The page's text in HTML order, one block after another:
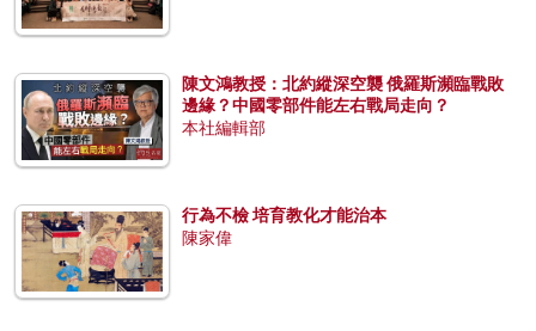
陳文鴻教授：北約縱深空襲 俄羅斯瀕臨戰敗
邊緣？中國零部件能左右戰局走向？
本社編輯部
行為不檢 培育教化才能治本
陳家偉